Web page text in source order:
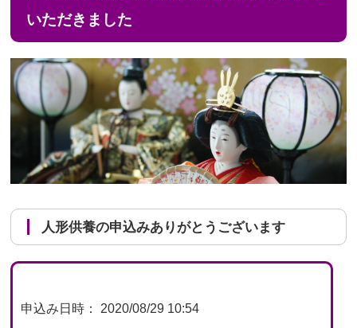
いただきました
人形供養の申込みありがとうございます
申込み日時： 2020/08/29 10:54